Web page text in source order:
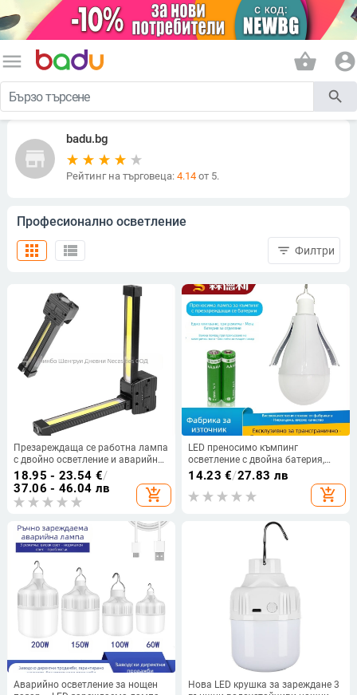
menu shopping_basket account_circle
search
store
badu.bg
Рейтинг на търговеца: 4.14от 5.
Професионално осветление
view_list
apps filter_list Филтри
Презареждаща се работна лампа
с двойно осветление и аварийно
осветление, магнитна кука; COB
LED, 10W, 5V, IP44, 200 lm, модел
A55, 135 g
18.95 - 23.54 €/
37.06 - 46.04 лв
add_shopping_cart
LED преносимо къмпинг
осветление с двойна батерия,
презареждащо се, 3-степенно
регулиране на яркостта,
закачалка, IP65 водоустойчиво,
14.23 €/27.83 лв
add_shopping_cart
Аварийно осветление за нощен
Нова LED крушка за зареждане 3